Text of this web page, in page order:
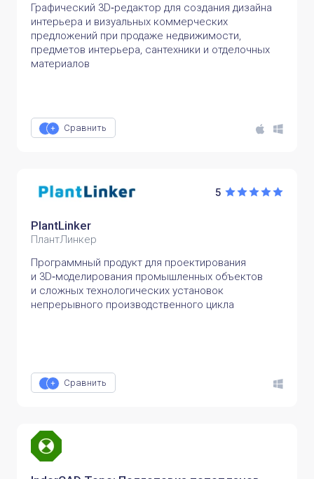
Графический 3D‑редактор для создания дизайна
интерьера и визуальных коммерческих
предложений при продаже недвижимости,
предметов интерьера, сантехники и отделочных
материалов
Сравнить
5
PlantLinker
ПлантЛинкер
Программный продукт для проектирования
и 3D‑моделирования промышленных объектов
и сложных технологических установок
непрерывного производственного цикла
Сравнить